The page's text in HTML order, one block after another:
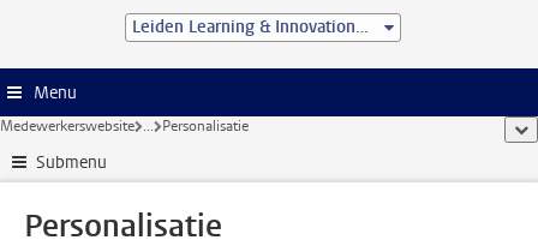
Leiden Learning & Innovation Centre
Menu
Medewerkerswebsite ... Personalisatie
Submenu
Personalisatie